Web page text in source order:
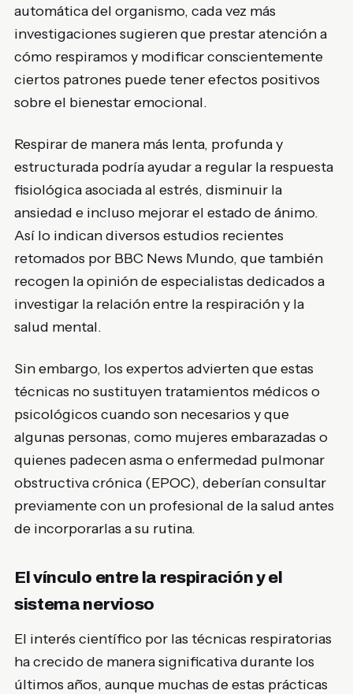
automática del organismo, cada vez más
investigaciones sugieren que prestar atención a
cómo respiramos y modificar conscientemente
ciertos patrones puede tener efectos positivos
sobre el bienestar emocional.
Respirar de manera más lenta, profunda y
estructurada podría ayudar a regular la respuesta
fisiológica asociada al estrés, disminuir la
ansiedad e incluso mejorar el estado de ánimo.
Así lo indican diversos estudios recientes
retomados por BBC News Mundo, que también
recogen la opinión de especialistas dedicados a
investigar la relación entre la respiración y la
salud mental.
Sin embargo, los expertos advierten que estas
técnicas no sustituyen tratamientos médicos o
psicológicos cuando son necesarios y que
algunas personas, como mujeres embarazadas o
quienes padecen asma o enfermedad pulmonar
obstructiva crónica (EPOC), deberían consultar
previamente con un profesional de la salud antes
de incorporarlas a su rutina.
El vínculo entre la respiración y el
sistema nervioso
El interés científico por las técnicas respiratorias
ha crecido de manera significativa durante los
últimos años, aunque muchas de estas prácticas